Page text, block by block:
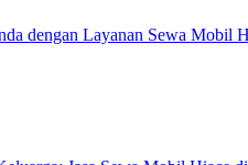
dengan Layanan Sewa Mobil